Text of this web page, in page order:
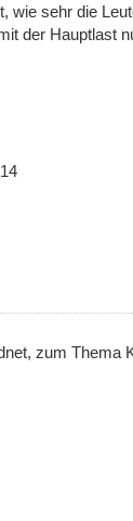
sehr die
der Hauptlast
zum Thema